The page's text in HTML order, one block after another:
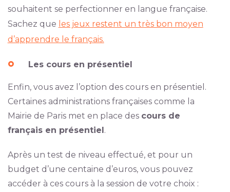
souhaitent se perfectionner en langue française.
Sachez que les jeux restent un très bon moyen
d’apprendre le français.
Les cours en présentiel
Enfin, vous avez l’option des cours en présentiel.
Certaines administrations françaises comme la
Mairie de Paris met en place des cours de
français en présentiel.
Après un test de niveau effectué, et pour un
budget d’une centaine d’euros, vous pouvez
accéder à ces cours à la session de votre choix :